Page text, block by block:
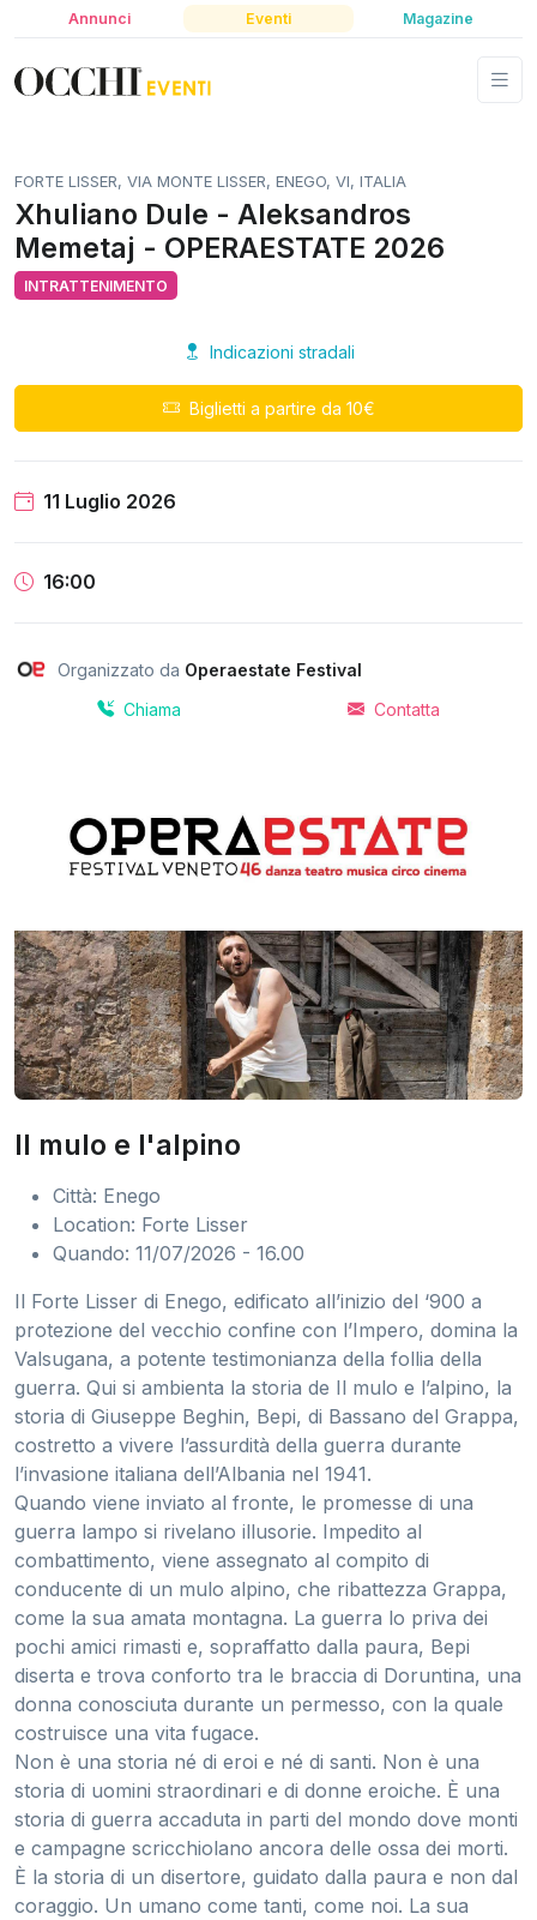
Annunci Eventi Magazine
FORTE LISSER, VIA MONTE LISSER, ENEGO, VI, ITALIA
Xhuliano Dule - Aleksandros
Memetaj - OPERAESTATE 2026
INTRATTENIMENTO
Indicazioni stradali
Biglietti a partire da 10€
11 Luglio 2026
16:00
Organizzato da Operaestate Festival
Chiama
Contatta
Il mulo e l'alpino
Città: Enego
Location: Forte Lisser
Quando: 11/07/2026 - 16.00
Il Forte Lisser di Enego, edificato all’inizio del ‘900 a
protezione del vecchio confine con l’Impero, domina la
Valsugana, a potente testimonianza della follia della
guerra. Qui si ambienta la storia de Il mulo e l’alpino, la
storia di Giuseppe Beghin, Bepi, di Bassano del Grappa,
costretto a vivere l’assurdità della guerra durante
l’invasione italiana dell’Albania nel 1941.
Quando viene inviato al fronte, le promesse di una
guerra lampo si rivelano illusorie. Impedito al
combattimento, viene assegnato al compito di
conducente di un mulo alpino, che ribattezza Grappa,
come la sua amata montagna. La guerra lo priva dei
pochi amici rimasti e, sopraffatto dalla paura, Bepi
diserta e trova conforto tra le braccia di Doruntina, una
donna conosciuta durante un permesso, con la quale
costruisce una vita fugace.
Non è una storia né di eroi e né di santi. Non è una
storia di uomini straordinari e di donne eroiche. È una
storia di guerra accaduta in parti del mondo dove monti
e campagne scricchiolano ancora delle ossa dei morti.
È la storia di un disertore, guidato dalla paura e non dal
coraggio. Un umano come tanti, come noi. La sua